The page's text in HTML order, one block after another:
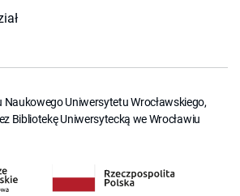
Uniwersytetu Wrocławskiego,
Bibliotekę Uniwersytecką we Wrocławiu